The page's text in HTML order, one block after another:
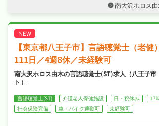
暇など長期休暇も取りやす
家庭や趣味との両立もしや
場です！
南大沢ホロス
【東京都八王子市】言語聴覚士（老
111日／4週8休／未経験可
南大沢ホロス由木の言語聴覚士(ST)求人（八王子市
ト）
言語聴覚士(ST) 介護老人保健施設 日・祝休み
17
社会保険完備
車・バイク通勤可 未経験可